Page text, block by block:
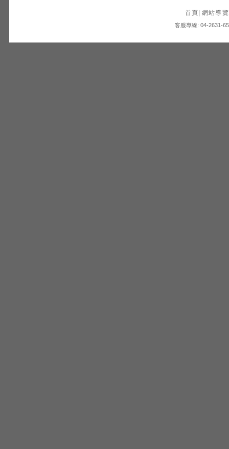
首頁 網站導覽
客服專線: 04-2631-